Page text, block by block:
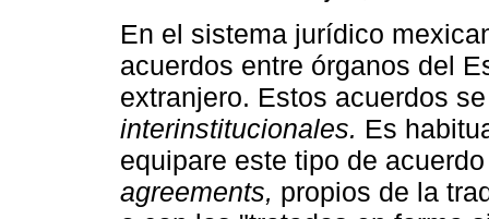
En el sistema jurídico
acuerdos entre órganos del
extranjero. Estos acuerdos
interinstitucionales. Es
equipare este tipo de
agreements, propios de la